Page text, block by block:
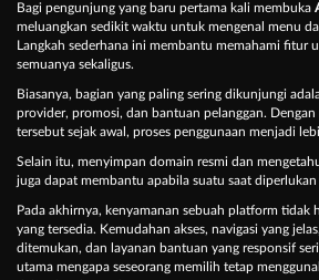
Bagi pengunjung yang baru pertama kali membuka
meluangkan sedikit waktu untuk mengenal menu
Langkah sederhana ini membantu memahami fitur
semuanya sekaligus.
Biasanya, bagian yang paling sering dikunjungi
provider, promosi, dan bantuan pelanggan.
tersebut sejak awal, proses penggunaan menjadi
Selain itu, menyimpan domain resmi dan
juga dapat membantu apabila suatu saat
Pada akhirnya, kenyamanan sebuah platform
yang tersedia. Kemudahan akses, navigasi yang
ditemukan, dan layanan bantuan yang responsif
utama mengapa seseorang memilih tetap